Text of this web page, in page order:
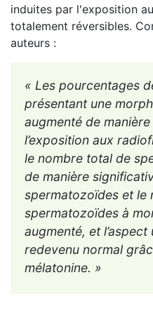
induites par l'exposition
totalement réversibles.
auteurs :
« Les pourcentages
présentant une
augmenté de
l’exposition aux
le nombre total de
de manière
spermatozoïdes et le
spermatozoïdes à
augmenté, et
redevenu normal
mélatonine. »